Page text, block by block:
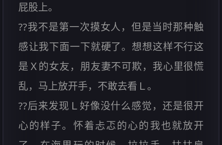
屁股上。
??我不是第一次摸女人，但是当时那种触
感让我下面一下就硬了。想想这样不行这
是Ｘ的女友，朋友妻不可欺，我心里很慌
乱，马上放开手，不敢去看Ｌ。
??后来发现Ｌ好像没什么感觉，还是很开
心的样子。怀着忐忑的心的我也就放开